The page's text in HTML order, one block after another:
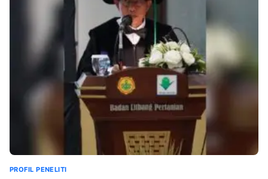
PROFIL PENELITI